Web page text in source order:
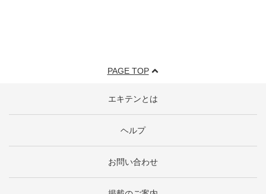
PAGE TOP
エキテンとは
ヘルプ
お問い合わせ